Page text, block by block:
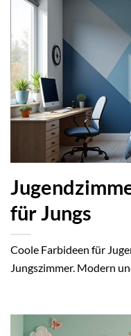
für Jungs
Coole Farbideen für
Jungszimmer. Modern